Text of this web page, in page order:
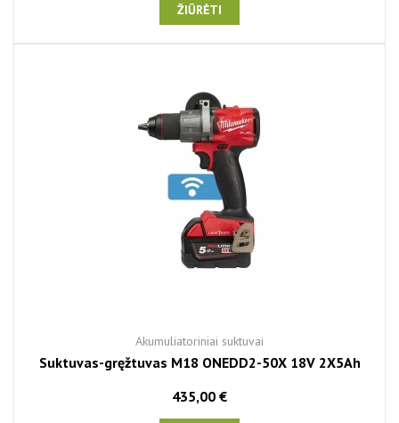
ŽIŪRĖTI
Akumuliatoriniai suktuvai
Suktuvas-gręžtuvas M18 ONEDD2-50X 18V 2X5Ah
435,00 €